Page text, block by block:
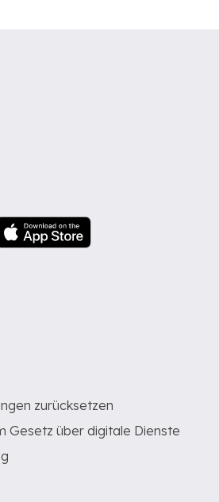
zurücksetzen
Gesetz über digitale Dienste